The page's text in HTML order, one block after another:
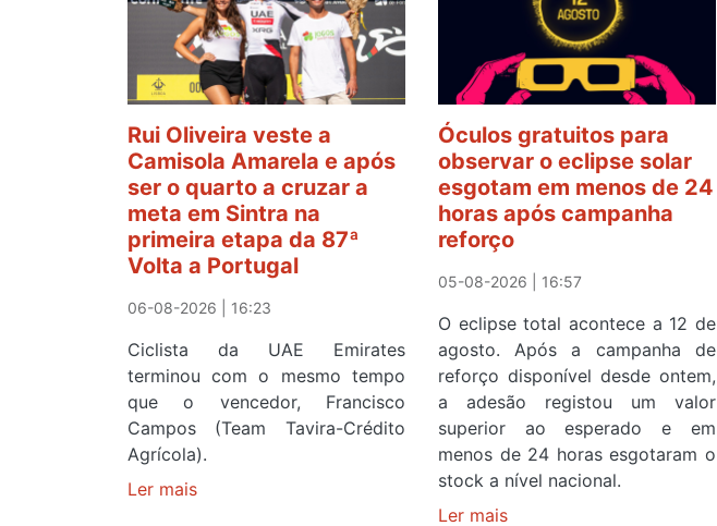
Rui Oliveira veste a
Camisola Amarela e após
ser o quarto a cruzar a
meta em Sintra na
primeira etapa da 87ª
Volta a Portugal
06-08-2026 | 16:23
Ciclista da UAE Emirates
terminou com o mesmo tempo
que o vencedor, Francisco
Campos (Team Tavira-Crédito
Agrícola).
Ler mais
Óculos gratuitos para
observar o eclipse solar
esgotam em menos de 24
horas após campanha
reforço
05-08-2026 | 16:57
O eclipse total acontece a 12 de
agosto. Após a campanha de
reforço disponível desde ontem,
a adesão registou um valor
superior ao esperado e em
menos de 24 horas esgotaram o
stock a nível nacional.
Ler maissobre